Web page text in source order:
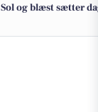
Sol og blæst sætter